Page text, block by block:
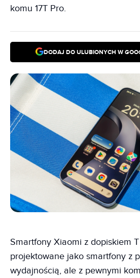
komu 17T Pro.
DODAJ DO ULUBIONYCH W
Smartfony Xiaomi z dopiskiem
projektowane jako smartfony z
wydajnością, ale z pewnymi